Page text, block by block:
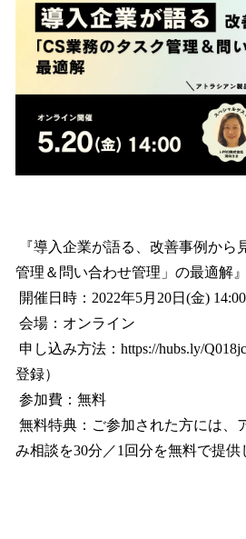
『導入企業が語る、改善事例から
管理＆問い合わせ管理」の最適解』
開催日時：2022年5月20日(金)
会場：オンライン
申し込み方法：https://hubs.ly/
登録）
参加費：無料
無料特典：ご参加された方には、
み相談を30分／1回分を無料で提供